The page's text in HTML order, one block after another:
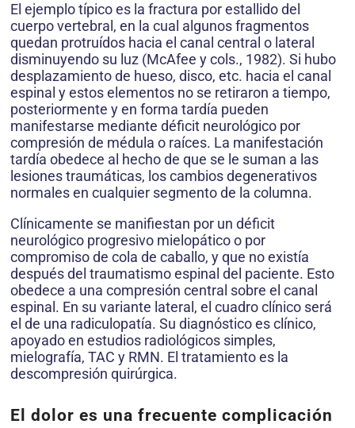
El ejemplo típico es la fractura por estallido del
cuerpo vertebral, en la cual algunos fragmentos
quedan protruídos hacia el canal central o lateral
disminuyendo su luz (McAfee y cols., 1982). Si hubo
desplazamiento de hueso, disco, etc. hacia el canal
espinal y estos elementos no se retiraron a tiempo,
posteriormente y en forma tardía pueden
manifestarse mediante déficit neurológico por
compresión de médula o raíces. La manifestación
tardía obedece al hecho de que se le suman a las
lesiones traumáticas, los cambios degenerativos
normales en cualquier segmento de la columna.
Clínicamente se manifiestan por un déficit
neurológico progresivo mielopático o por
compromiso de cola de caballo, y que no existía
después del traumatismo espinal del paciente. Esto
obedece a una compresión central sobre el canal
espinal. En su variante lateral, el cuadro clínico será
el de una radiculopatía. Su diagnóstico es clínico,
apoyado en estudios radiológicos simples,
mielografía, TAC y RMN. El tratamiento es la
descompresión quirúrgica.
El dolor es una frecuente complicación